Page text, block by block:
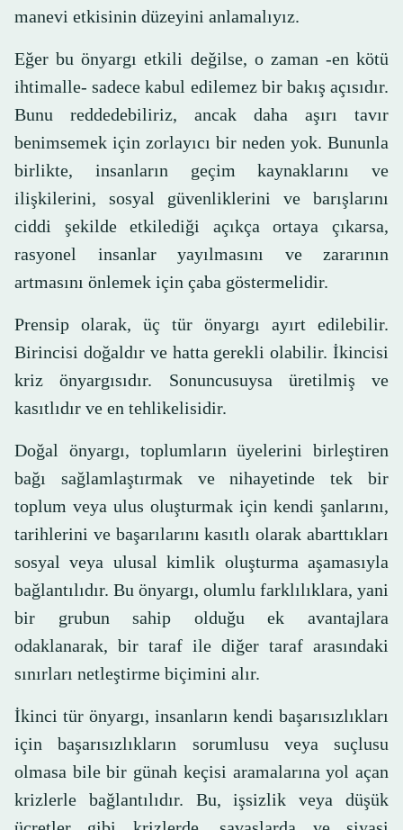
manevi etkisinin düzeyini anlamalıyız.
Eğer bu önyargı etkili değilse, o zaman -en kötü
ihtimalle- sadece kabul edilemez bir bakış açısıdır.
Bunu reddedebiliriz, ancak daha aşırı tavır
benimsemek için zorlayıcı bir neden yok. Bununla
birlikte, insanların geçim kaynaklarını ve
ilişkilerini, sosyal güvenliklerini ve barışlarını
ciddi şekilde etkilediği açıkça ortaya çıkarsa,
rasyonel insanlar yayılmasını ve zararının
artmasını önlemek için çaba göstermelidir.
Prensip olarak, üç tür önyargı ayırt edilebilir.
Birincisi doğaldır ve hatta gerekli olabilir. İkincisi
kriz önyargısıdır. Sonuncusuysa üretilmiş ve
kasıtlıdır ve en tehlikelisidir.
Doğal önyargı, toplumların üyelerini birleştiren
bağı sağlamlaştırmak ve nihayetinde tek bir
toplum veya ulus oluşturmak için kendi şanlarını,
tarihlerini ve başarılarını kasıtlı olarak abarttıkları
sosyal veya ulusal kimlik oluşturma aşamasıyla
bağlantılıdır. Bu önyargı, olumlu farklılıklara, yani
bir grubun sahip olduğu ek avantajlara
odaklanarak, bir taraf ile diğer taraf arasındaki
sınırları netleştirme biçimini alır.
İkinci tür önyargı, insanların kendi başarısızlıkları
için başarısızlıkların sorumlusu veya suçlusu
olmasa bile bir günah keçisi aramalarına yol açan
krizlerle bağlantılıdır. Bu, işsizlik veya düşük